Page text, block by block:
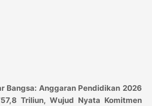
Bangsa: Anggaran Pendidikan 2026
Triliun, Wujud Nyata Komitmen